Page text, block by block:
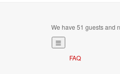
We have 51 guests and
FAQ